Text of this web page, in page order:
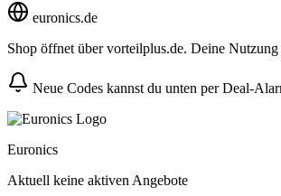
euronics.de
Shop öffnet über vorteilplus.de. Deine
Neue Codes kannst du unten per Deal-
Euronics
Aktuell keine aktiven Angebote